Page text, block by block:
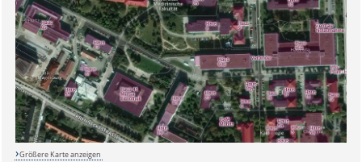
Sicherheitsabfrage:
Lösung:
Größere Karte anzeigen